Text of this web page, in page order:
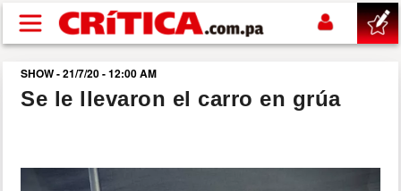
Pasar al contenido principal
buscar
SHOW - 21/7/20 - 12:00 AM
Se le llevaron el carro en grúa